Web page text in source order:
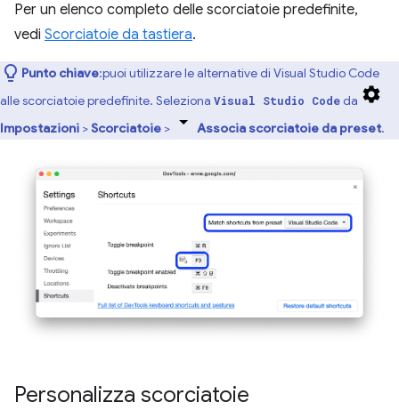
Per un elenco completo delle scorciatoie predefinite,
vedi Scorciatoie da tastiera.
Punto chiave:puoi utilizzare le alternative di Visual Studio Code
alle scorciatoie predefinite. Seleziona Visual Studio Codeda
Impostazioni >Scorciatoie > Associa scorciatoie da preset.
Personalizza scorciatoie